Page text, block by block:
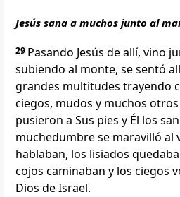
Jesús sana a muchos junto al
29 Pasando Jesús de allí, vino
subiendo al monte, se sentó
grandes multitudes trayendo
ciegos, mudos y muchos otros
pusieron a Sus pies y Él los
muchedumbre se maravilló al
hablaban, los lisiados
cojos caminaban y los ciegos
Dios de Israel.